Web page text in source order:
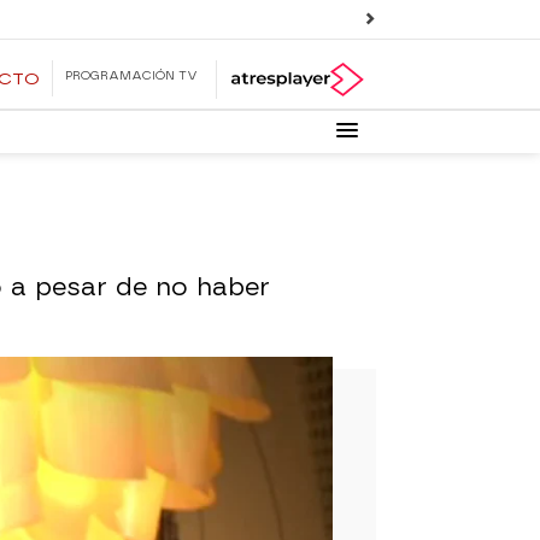
PROGRAMACIÓN TV
pesar de no haber